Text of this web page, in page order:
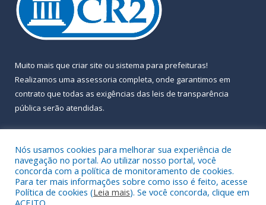
Muito mais que criar site ou sistema para prefeituras!
Realizamos uma assessoria completa, onde garantimos em
contrato que todas as exigências das leis de transparência
pública serão atendidas.
Todos os direitos reservados a Prefeitura Municipal de Almeirim.
Nós usamos cookies para melhorar sua experiência de
navegação no portal. Ao utilizar nosso portal, você
concorda com a política de monitoramento de cookies.
Para ter mais informações sobre como isso é feito, acesse
Política de cookies (Leia mais). Se você concorda, clique em
ACEITO.